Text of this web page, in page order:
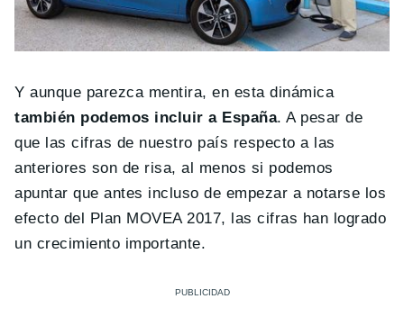
Y aunque parezca mentira, en esta dinámica
también podemos incluir a España. A pesar de
que las cifras de nuestro país respecto a las
anteriores son de risa, al menos si podemos
apuntar que antes incluso de empezar a notarse los
efecto del Plan MOVEA 2017, las cifras han logrado
un crecimiento importante.